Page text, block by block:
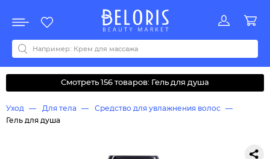
Акции
Все бренды
0-9ABCDEFGHIJKLMNOPQRSTUVWYZАБВДЗИМОКЛНПРСТУФ
Смотреть 156 товаров: Гель для душа
Уход Для тела
Средство для увлажнения волос
Гель для душа